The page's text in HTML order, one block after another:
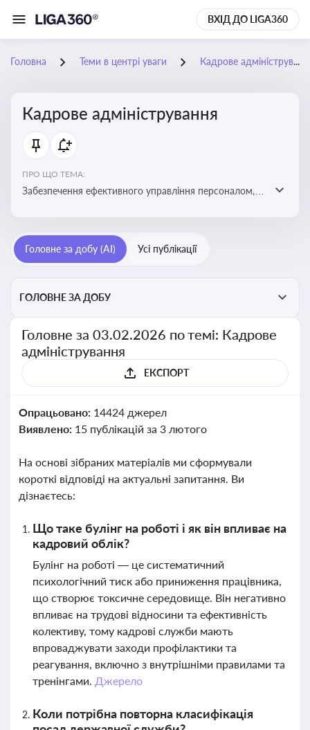
ВХІД ДО LIGA360
Головна Теми в центрі уваги Кадрове адміністрування
Кадрове адміністрування
ПРО ЩО ТЕМА:
Забезпечення ефективного управління персоналом,
Головне за добу (AI) Усі публікації
ГОЛОВНЕ ЗА ДОБУ
Головне за 03.02.2026 по темі: Кадрове
адміністрування
ЕКСПОРТ
Опрацьовано: 14424 джерел
Виявлено: 15 публікацій за 3 лютого
На основі зібраних матеріалів ми сформували
короткі відповіді на актуальні запитання. Ви
дізнаєтесь:
Що таке булінг на роботі і як він впливає на
кадровий облік?
Булінг на роботі — це систематичний
психологічний тиск або приниження працівника,
що створює токсичне середовище. Він негативно
впливає на трудові відносини та ефективність
колективу, тому кадрові служби мають
впроваджувати заходи профілактики та
реагування, включно з внутрішніми правилами та
тренінгами. Джерело
Коли потрібна повторна класифікація